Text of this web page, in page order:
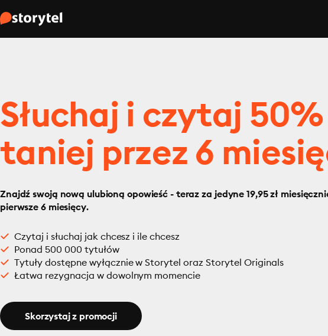
Słuchaj i czytaj 50%
taniej przez 6
Znajdź swoją nową ulubioną opowieść - teraz za jedyne 19,95 zł
pierwsze 6 miesięcy.
Czytaj i słuchaj jak chcesz i ile chcesz
Ponad 500 000 tytułów
Tytuły dostępne wyłącznie w Storytel oraz Storytel Originals
Łatwa rezygnacja w dowolnym momencie
Skorzystaj z promocji